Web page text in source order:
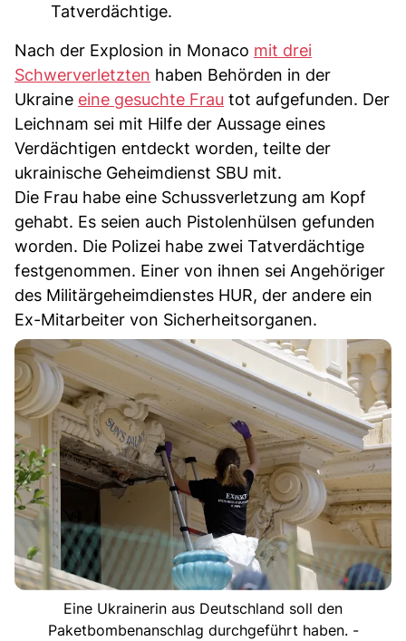
Tatverdächtige.
Nach der Explosion in Monaco mit drei
Schwerverletzten haben Behörden in der
Ukraine eine gesuchte Frau tot aufgefunden. Der
Leichnam sei mit Hilfe der Aussage eines
Verdächtigen entdeckt worden, teilte der
ukrainische Geheimdienst SBU mit.
Die Frau habe eine Schussverletzung am Kopf
gehabt. Es seien auch Pistolenhülsen gefunden
worden. Die Polizei habe zwei Tatverdächtige
festgenommen. Einer von ihnen sei Angehöriger
des Militärgeheimdienstes HUR, der andere ein
Ex-Mitarbeiter von Sicherheitsorganen.
Eine Ukrainerin aus Deutschland soll den
Paketbombenanschlag durchgeführt haben. -